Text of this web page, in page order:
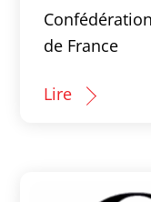
de France
Lire